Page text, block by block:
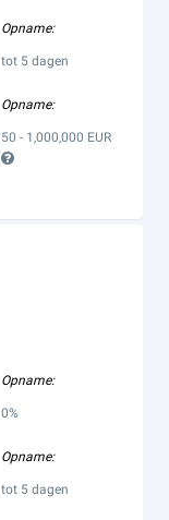
Opname:
tot 5 dagen
Opname:
50 - 1,000,000 EUR
Opname:
0%
Opname:
tot 5 dagen